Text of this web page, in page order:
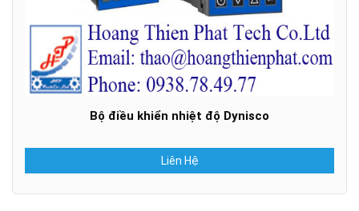
Bộ điều khiển nhiệt độ Dynisco
Liên Hệ